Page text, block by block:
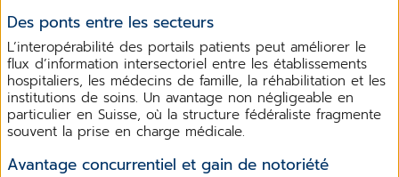
Des ponts entre les secteurs
L’interopérabilité des portails patients peut améliorer le
flux d’information intersectoriel entre les établissements
hospitaliers, les médecins de famille, la réhabilitation et les
institutions de soins. Un avantage non négligeable en
particulier en Suisse, où la structure fédéraliste fragmente
souvent la prise en charge médicale.
Avantage concurrentiel et gain de notoriété